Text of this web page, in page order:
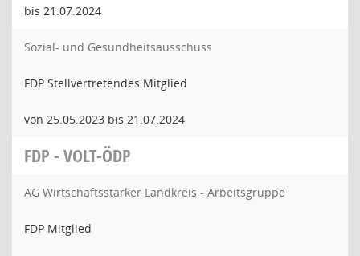
bis 21.07.2024
Sozial- und Gesundheitsausschuss
FDP Stellvertretendes Mitglied
von 25.05.2023 bis 21.07.2024
FDP - VOLT-ÖDP
AG Wirtschaftsstarker Landkreis - Arbeitsgruppe
FDP Mitglied